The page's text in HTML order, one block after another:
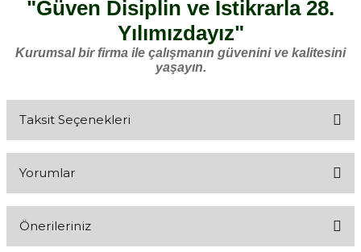
"Güven Disiplin ve İstikrarla 28.
Yılımızdayız"
Kurumsal bir firma ile çalışmanın güvenini ve kalitesini
yaşayın.
Taksit Seçenekleri
Yorumlar
Önerileriniz